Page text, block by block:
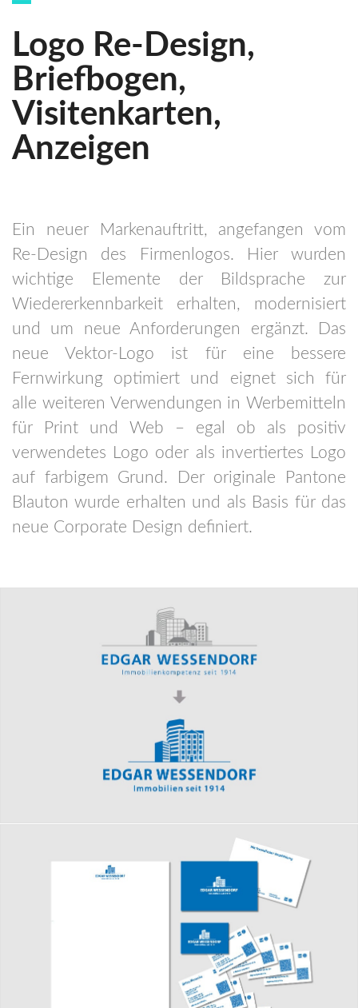
Logo Re-Design,
Briefbogen,
Visitenkarten,
Anzeigen
Ein neuer Markenauftritt, angefangen vom
Re-Design des Firmenlogos. Hier wurden
wichtige Elemente der Bildsprache zur
Wiedererkennbarkeit erhalten, modernisiert
und um neue Anforderungen ergänzt. Das
neue Vektor-Logo ist für eine bessere
Fernwirkung optimiert und eignet sich für
alle weiteren Verwendungen in Werbemitteln
für Print und Web – egal ob als positiv
verwendetes Logo oder als invertiertes Logo
auf farbigem Grund. Der originale Pantone
Blauton wurde erhalten und als Basis für das
neue Corporate Design definiert.